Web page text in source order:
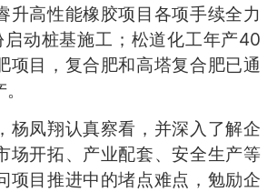
升高性能橡胶项目各项手续全力
动桩基施工；松道化工年产40
项目，复合肥和高塔复合肥已通
凤翔认真察看，并深入了解企
场开拓、产业配套、安全生产等
项目推进中的堵点难点，勉励企